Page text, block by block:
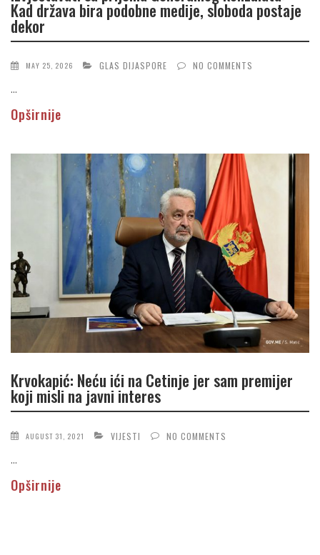
Kad država bira podobne medije, sloboda postaje
dekor
MAY 25, 2026 GLAS DIJASPORE NO COMMENTS
...
Opširnije
Krvokapić: Neću ići na Cetinje jer sam premijer
koji misli na javni interes
AUGUST 31, 2021 VIJESTI NO COMMENTS
...
Opširnije